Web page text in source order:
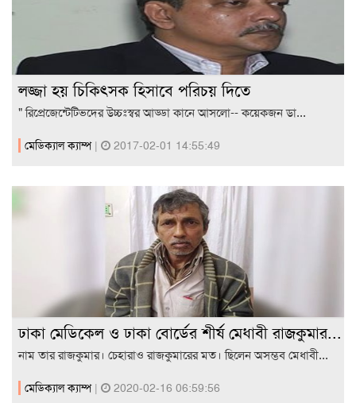
লজ্জা হয় চিকিৎসক হিসাবে পরিচয় দিতে
" রিপ্রেজেন্টেটিভদের উচ্চঃস্বর আড্ডা কানে আসলো-- কয়েকজন ডা...
মেডিক্যাল ক্যাম্প | 2017-02-01 14:55:49
ঢাকা মেডিকেল ও ঢাকা বোর্ডের শীর্ষ মেধাবী রাজকুমার...
নাম তার রাজকুমার। চেহারাও রাজকুমারের মত। ছিলেন অসম্ভব মেধাবী...
মেডিক্যাল ক্যাম্প | 2020-02-16 06:59:56